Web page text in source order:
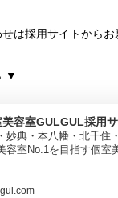
は採用サイトからお
▼
容室GULGUL採用
妙典・本八幡・北千住
容室No.1を目指す個室